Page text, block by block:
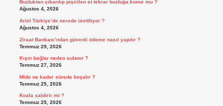
Buzluktan çıkarılıp pişirilen et tekrar buzluğa konur mu ?
Ağustos 4, 2026
Ariel Türkiye’de nerede üretiliyor ?
Ağustos 4, 2026
Ziraat Bankası’ndan güvenli ödeme nasıl yapılır ?
Temmuz 29, 2026
Kışın bağlar neden sulanır ?
Temmuz 27, 2026
Mide ne kadar sürede boşalır ?
Temmuz 25, 2026
Koala saldirir mi ?
Temmuz 25, 2026